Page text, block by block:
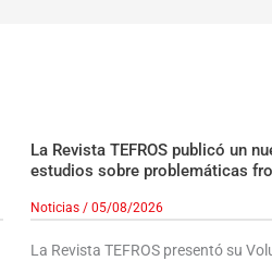
La Revista TEFROS publicó un
estudios sobre problemáticas
Noticias/ 05/08/2026
La Revista TEFROS presentó su